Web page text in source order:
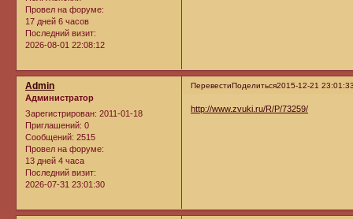
Провел на форуме:
17 дней 6 часов
Последний визит:
2026-08-01 22:08:12
ПеревестиПоделиться2015-12-21
Admin
Администратор
Зарегистрирован: 2011-01-18
Приглашений: 0
Сообщений: 2515
Провел на форуме:
13 дней 4 часа
Последний визит:
2026-07-31 23:01:30
http://www.zvuki.ru/R/P/73259/